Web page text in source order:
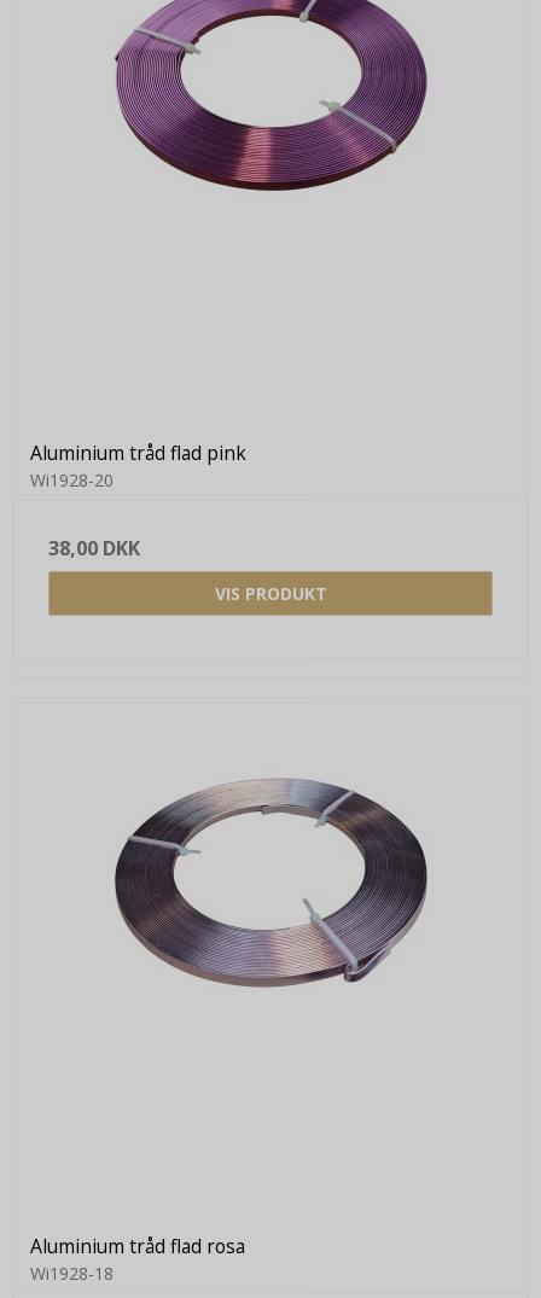
Aluminium tråd flad pink
Wi1928-20
38,00 DKK
VIS PRODUKT
Aluminium tråd flad rosa
Wi1928-18